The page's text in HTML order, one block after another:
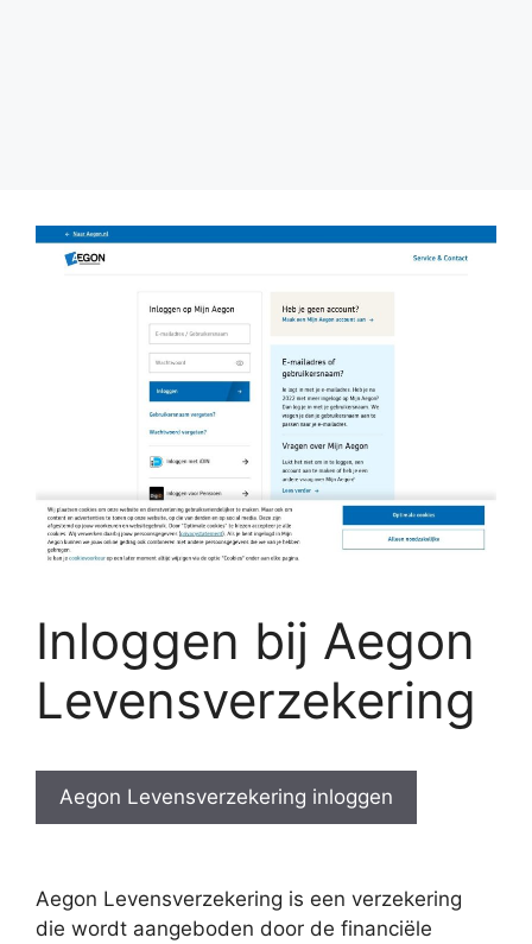
Inloggen bij Aegon
Levensverzekering
Aegon Levensverzekering inloggen
Aegon Levensverzekering is een verzekering
die wordt aangeboden door de financiële